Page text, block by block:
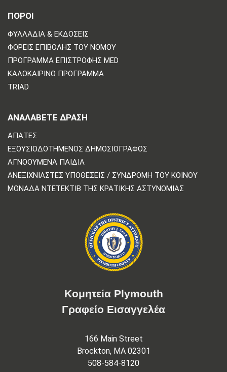
ΠΟΡΟΙ
ΦΥΛΛΆΔΙΑ & ΕΚΔΌΣΕΙΣ
ΦΟΡΕΊΣ ΕΠΙΒΟΛΉΣ ΤΟΥ ΝΌΜΟΥ
ΠΡΌΓΡΑΜΜΑ ΕΠΙΣΤΡΟΦΉΣ MED
ΚΑΛΟΚΑΙΡΙΝΌ ΠΡΌΓΡΑΜΜΑ
TRIAD
ΑΝΑΛΆΒΕΤΕ ΔΡΆΣΗ
ΑΠΆΤΕΣ
ΕΞΟΥΣΙΟΔΟΤΗΜΈΝΟΣ ΔΗΜΟΣΙΟΓΡΆΦΟΣ
ΑΓΝΟΟΎΜΕΝΑ ΠΑΙΔΙΆ
ΑΝΕΞΙΧΝΊΑΣΤΕΣ ΥΠΟΘΈΣΕΙΣ / ΣΥΝΔΡΟΜΉ ΤΟΥ ΚΟΙΝΟΎ
ΜΟΝΆΔΑ ΝΤΕΤΈΚΤΙΒ ΤΗΣ ΚΡΑΤΙΚΉΣ ΑΣΤΥΝΟΜΊΑΣ
Κομητεία Plymouth
Γραφείο Εισαγγελέα
166 Main Street
Brockton, MA 02301
508-584-8120